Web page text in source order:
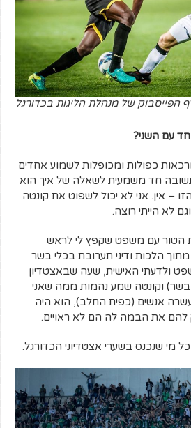
הפייסבוק של מנהלת הליגות בכדורגל
עם השני?
כפולות ומכופלות לשמוע אחדים
חד משמעית לשאלה של איך הוא
– אין. אני לא יכול לשפוט את קונטה
לא הייתי רוצה.
הטור עם משפט שקפץ לי לראש
הלכות ודיני תערובת בכלי בשר
ולדעתי האישית, שעה שבאצטדיון
הבשר) וקונטה שמע נהמות ממה שאני
אנשים (כפית החלב), הוא היה
להם את הבמה לה הם לא ראויים.
מי שנכנס בשערי אצטדיוני הכדורגל.